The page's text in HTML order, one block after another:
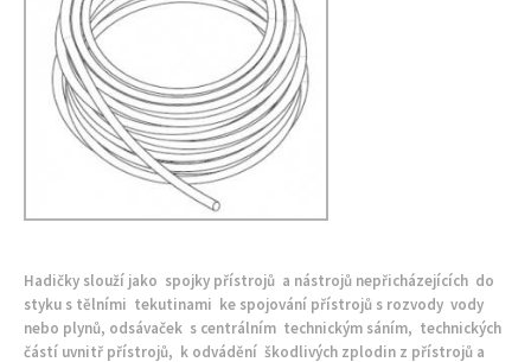
Hadičky slouží jako spojky přístrojů a nástrojů nepřicházejících do
styku s tělními tekutinami ke spojování přístrojů s rozvody vody
nebo plynů, odsávaček s centrálním technickým sáním, technických
částí uvnitř přístrojů, k odvádění škodlivých zplodin z přístrojů a